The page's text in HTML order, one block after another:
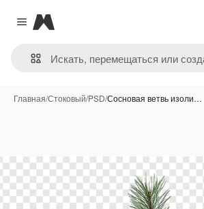
Close menu
Magnific
Главная/Стоковый/PSD/Сосновая ветвь изоли…